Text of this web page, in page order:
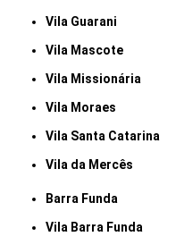
Vila Guarani
Vila Mascote
Vila Missionária
Vila Moraes
Vila Santa Catarina
Vila da Mercês
Barra Funda
Vila Barra Funda